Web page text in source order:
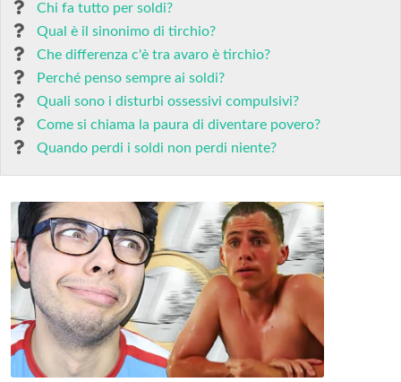
Chi fa tutto per soldi?
Qual è il sinonimo di tirchio?
Che differenza c'è tra avaro è tirchio?
Perché penso sempre ai soldi?
Quali sono i disturbi ossessivi compulsivi?
Come si chiama la paura di diventare povero?
Quando perdi i soldi non perdi niente?